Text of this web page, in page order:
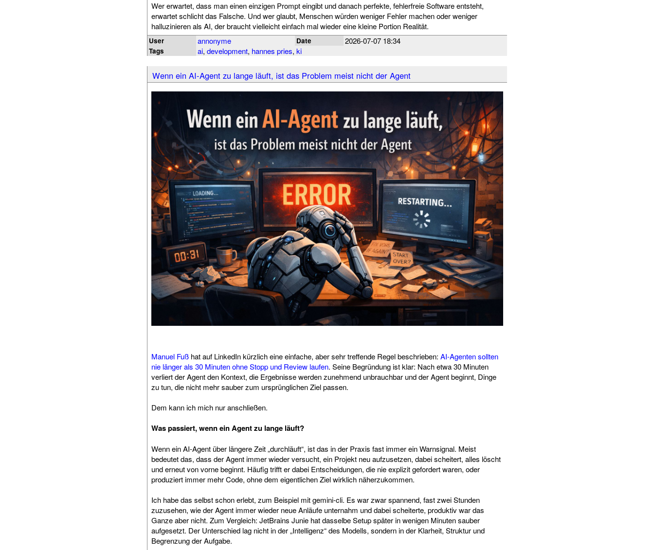
Wer erwartet, dass man einen einzigen Prompt eingibt und danach perfekte, fehlerfreie Software entsteht,
erwartet schlicht das Falsche. Und wer glaubt, Menschen würden weniger Fehler machen oder weniger
halluzinieren als AI, der braucht vielleicht einfach mal wieder eine kleine Portion Realität.
User annonyme Date 2026-07-07 18:34
Tags ai, development, hannes pries, ki
Wenn ein AI-Agent zu lange läuft, ist das Problem meist nicht der Agent
Manuel Fuß hat auf LinkedIn kürzlich eine einfache, aber sehr treffende Regel beschrieben: AI-Agenten sollten
nie länger als 30 Minuten ohne Stopp und Review laufen. Seine Begründung ist klar: Nach etwa 30 Minuten
verliert der Agent den Kontext, die Ergebnisse werden zunehmend unbrauchbar und der Agent beginnt, Dinge
zu tun, die nicht mehr sauber zum ursprünglichen Ziel passen.
Dem kann ich mich nur anschließen.
Was passiert, wenn ein Agent zu lange läuft?
Wenn ein AI-Agent über längere Zeit „durchläuft“, ist das in der Praxis fast immer ein Warnsignal. Meist
bedeutet das, dass der Agent immer wieder versucht, ein Projekt neu aufzusetzen, dabei scheitert, alles löscht
und erneut von vorne beginnt. Häufig trifft er dabei Entscheidungen, die nie explizit gefordert waren, oder
produziert immer mehr Code, ohne dem eigentlichen Ziel wirklich näherzukommen.
Ich habe das selbst schon erlebt, zum Beispiel mit gemini-cli. Es war zwar spannend, fast zwei Stunden
zuzusehen, wie der Agent immer wieder neue Anläufe unternahm und dabei scheiterte, produktiv war das
Ganze aber nicht. Zum Vergleich: JetBrains Junie hat dasselbe Setup später in wenigen Minuten sauber
aufgesetzt. Der Unterschied lag nicht in der „Intelligenz“ des Modells, sondern in der Klarheit, Struktur und
Begrenzung der Aufgabe.